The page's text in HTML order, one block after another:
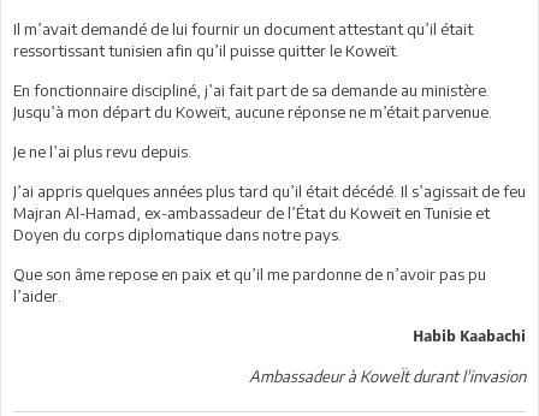
Il m’avait demandé de lui fournir un document attestant qu’il était
ressortissant tunisien afin qu’il puisse quitter le Koweït.
En fonctionnaire discipliné, j’ai fait part de sa demande au ministère.
Jusqu’à mon départ du Koweït, aucune réponse ne m’était parvenue.
Je ne l’ai plus revu depuis.
J’ai appris quelques années plus tard qu’il était décédé. Il s’agissait de feu
Majran Al-Hamad, ex-ambassadeur de l’État du Koweït en Tunisie et
Doyen du corps diplomatique dans notre pays.
Que son âme repose en paix et qu’il me pardonne de n’avoir pas pu
l’aider.
Habib Kaabachi
Ambassadeur à KoweÏt durant l'invasion